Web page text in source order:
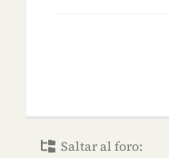
Saltar al foro: